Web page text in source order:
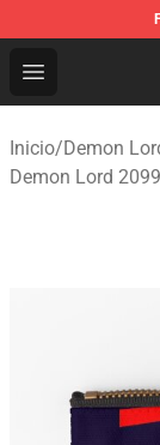
Open menu
Demon
Inicio/Demon
Demon Lord